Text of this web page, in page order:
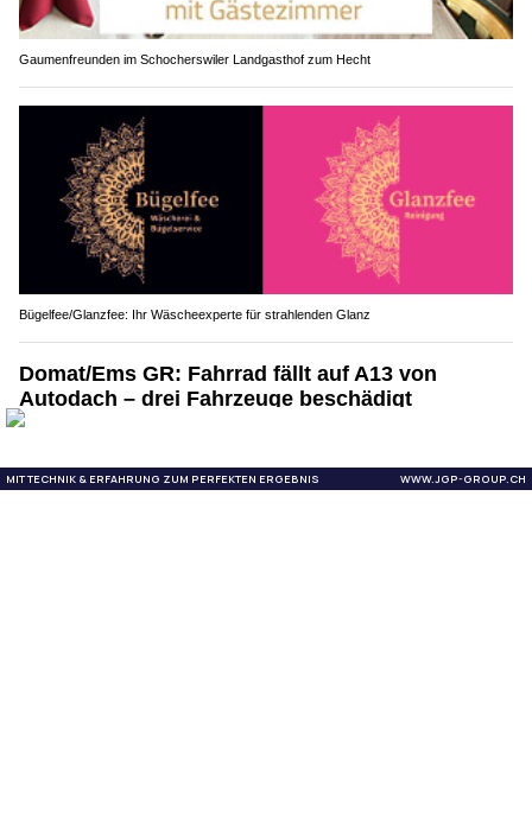
Gaumenfreunden im Schocherswiler Landgasthof zum Hecht
Bügelfee/Glanzfee: Ihr Wäscheexperte für strahlenden Glanz
Domat/Ems GR: Fahrrad fällt auf A13 von
Autodach – drei Fahrzeuge beschädigt